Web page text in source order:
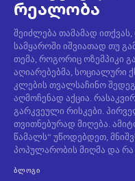
რეალობა
შეიძლება თამამად
სამყაროში იშვიათად თუ
თემა, როგორიც ოზემპიკი
აღიარებებმა, სოციალური
კლების თვალსაჩინო
აღმოჩენად აქცია.
გარკვეული რისკები.
თვითნებურად მიღება.
წამალს“ უწოდებდეთ,
პოპულარობის მიღმა და რა
ᲑᲚᲝᲒᲘ